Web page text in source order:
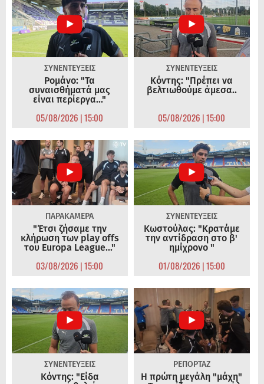
ΣΥΝΕΝΤΕΥΞΕΙΣ
Ρομάνο: "Τα
συναισθήματά μας
είναι περίεργα..."
05/08/2026 | 15:00
ΣΥΝΕΝΤΕΥΞΕΙΣ
Κόντης: "Πρέπει να
βελτιωθούμε άμεσα..
05/08/2026 | 15:00
ΠΑΡΑΚΑΜΕΡΑ
"Έτσι ζήσαμε την
κλήρωση των play offs
του Europa League..."
03/08/2026 | 15:00
ΣΥΝΕΝΤΕΥΞΕΙΣ
Κωστούλας: "Κρατάμε
την αντίδραση στο β'
ημίχρονο "
01/08/2026 | 15:00
ΣΥΝΕΝΤΕΥΞΕΙΣ
Κόντης: "Είδα
ΡΕΠΟΡΤΑΖ
Η πρώτη μεγάλη "μάχη"